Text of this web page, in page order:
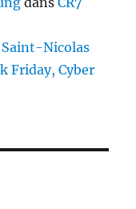
Saint-Nicolas
Friday, Cyber